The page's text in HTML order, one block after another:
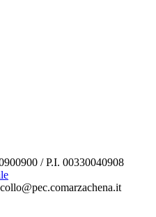
/ P.I. 00330040908